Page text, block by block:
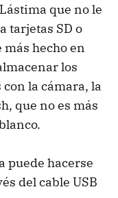
que no le
tarjetas SD o
más hecho en
los
la cámara, la
que no es más
puede hacerse
del cable USB